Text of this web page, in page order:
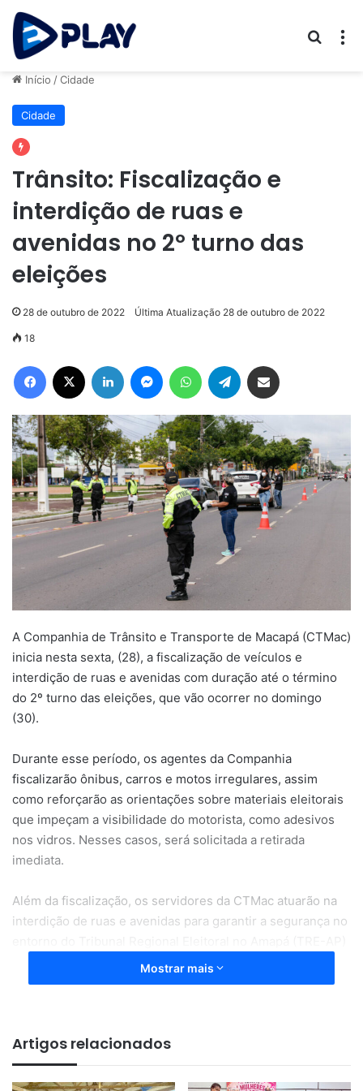
Início /Cidade
Cidade
Trânsito: Fiscalização e
interdição de ruas e
avenidas no 2º turno das
eleições
28 de outubro de 2022 Última Atualização 28 de outubro de 2022
18
Facebook Linkedin MessengerWhatsAppTelegram
A Companhia de Trânsito e Transporte de Macapá (CTMac)
inicia nesta sexta, (28), a fiscalização de veículos e
interdição de ruas e avenidas com duração até o término
do 2º turno das eleições, que vão ocorrer no domingo
(30).
Durante esse período, os agentes da Companhia
fiscalizarão ônibus, carros e motos irregulares, assim
como reforçarão as orientações sobre materiais eleitorais
que impeçam a visibilidade do motorista, como adesivos
nos vidros. Nesses casos, será solicitada a retirada
imediata.
Além da fiscalização, os servidores da CTMac atuarão na
interdição de ruas e avenidas para garantir a segurança no
e do Ministério Público Eleitoral.
das 6h às 10h, sendo interditado o quarteirão da Rua
Mendonça Junior, em frente à sede de Justiça Eleitoral.
Mostrar mais
Artigos relacionados